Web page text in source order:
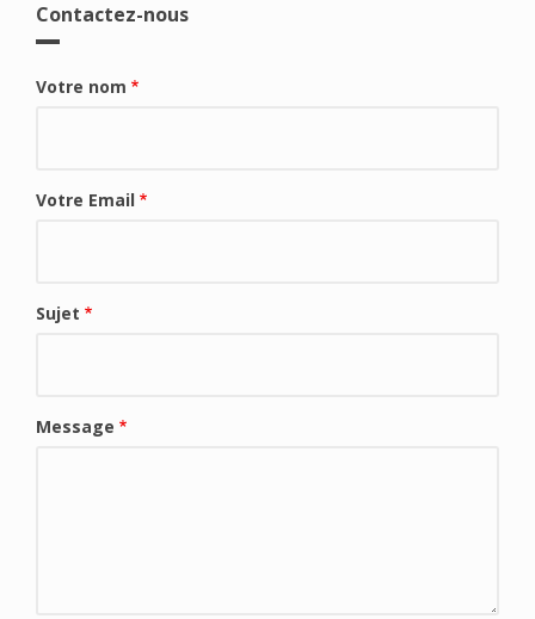
Contactez-nous
Votre nom
Votre Email
Sujet
Message